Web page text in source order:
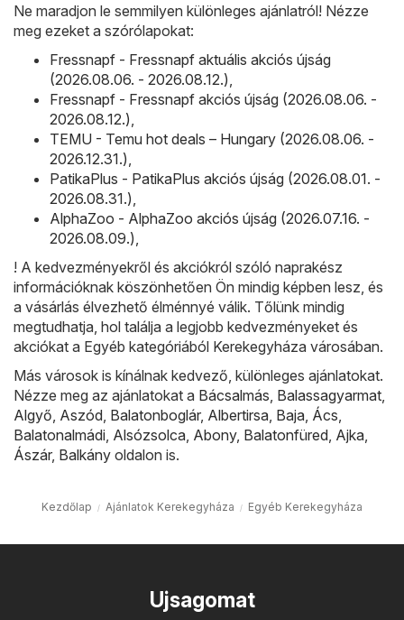
Ne maradjon le semmilyen különleges ajánlatról! Nézze
meg ezeket a szórólapokat:
Fressnapf - Fressnapf aktuális akciós újság
(2026.08.06. - 2026.08.12.)
Fressnapf - Fressnapf akciós újság (2026.08.06. -
2026.08.12.)
TEMU - Temu hot deals – Hungary (2026.08.06. -
2026.12.31.)
PatikaPlus - PatikaPlus akciós újság (2026.08.01. -
2026.08.31.)
AlphaZoo - AlphaZoo akciós újság (2026.07.16. -
2026.08.09.)
! A kedvezményekről és akciókról szóló naprakész
információknak köszönhetően Ön mindig képben lesz, és
a vásárlás élvezhető élménnyé válik. Tőlünk mindig
megtudhatja, hol találja a legjobb kedvezményeket és
akciókat a Egyéb kategóriából Kerekegyháza városában.
Más városok is kínálnak kedvező, különleges ajánlatokat.
Nézze meg az ajánlatokat a Bácsalmás Balassagyarmat
Algyő Aszód Balatonboglár, Albertirsa Baja Ács
Balatonalmádi Alsózsolca Abony, Balatonfüred Ajka
Ászár, Balkány oldalon is.
Kezdőlap Ajánlatok Kerekegyháza Egyéb Kerekegyháza
Ujsagomat